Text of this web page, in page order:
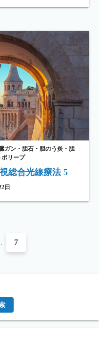
ガン・胆石・胆のう炎・胆
ポリープ
総合光線療法 5
日
7